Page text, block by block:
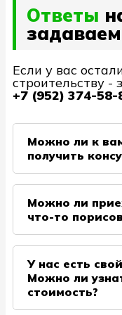
Ответы
Если у вас
строительству -
+7 (952) 374-58-
Можно ли к
получить
Для получения
информации,
нашего
объект.
Можно ли
что-то
проектировщиков
разработкой
расчетов. Для
произведения
У нас есть
Можно ли
стоимость?